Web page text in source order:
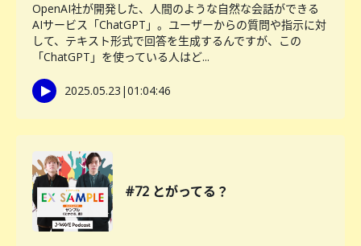
OpenAI社が開発した、人間のような自然な会話ができる
AIサービス「ChatGPT」。ユーザーからの質問や指示に対
して、テキスト形式で回答を生成するんですが、この
「ChatGPT」を使っている人はど...
2025.05.23 |01:04:46
#72 とがってる？